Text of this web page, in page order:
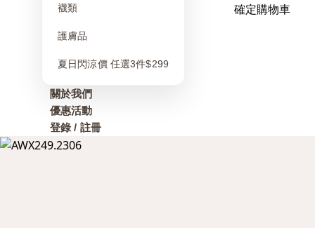
襪類
護膚品
夏日閃涼價 任選3件$299
關於我們
優惠活動
登錄 / 註冊
確定購物車